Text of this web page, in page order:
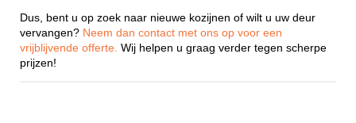
Dus, bent u op zoek naar nieuwe kozijnen of wilt u uw deur
vervangen? Neem dan contact met ons op voor een
vrijblijvende offerte. Wij helpen u graag verder tegen scherpe
prijzen!